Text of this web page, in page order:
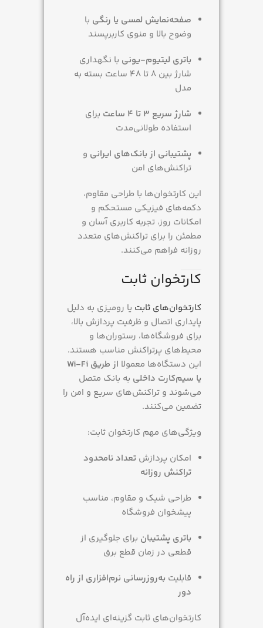
صفحه‌نمایش لمسی یا رنگی با
وضوح بالا و منوی کاربرپسند
باتری لیتیوم-یونی با نگهداری
شارژ بین 8 تا 48 ساعت بسته به
مدل
شارژ سریع 3 تا 4 ساعت
برای
استفاده طولانی‌مدت
پشتیبانی از بانک‌های ایرانی و
تراکنش‌های امن
این کارتخوان‌ها با طراحی مقاوم،
دکمه‌های فیزیکی مستحکم و
امکانات روز، تجربه کاربری آسان و
مطمئن را برای تراکنش‌های متعدد
روزانه فراهم می‌کنند.
کارتخوان ثابت
کارتخوان‌های ثابت یا رومیزی به دلیل
پایداری اتصال و ظرفیت پردازش بالا،
برای فروشگاه‌ها، رستوران‌ها و
محیط‌های پرتراکنش مناسب هستند.
این دستگاه‌ها معمولا
از طریق Wi-Fi
یا سیم‌کارت داخلی به بانک متصل
می‌شوند و تراکنش‌های سریع و امن را
تضمین می‌کنند.
ویژگی‌های مهم کارتخوان ثابت:
امکان پردازش تعداد نامحدود
تراکنش روزانه
طراحی شیک و مقاوم، مناسب
پیشخوان فروشگاه
باتری پشتیبان برای جلوگیری از
قطعی در زمان قطع برق
قابلیت به‌روزرسانی نرم‌افزاری از راه
دور
کارتخوان‌های ثابت گزینه‌ای ایده‌آل